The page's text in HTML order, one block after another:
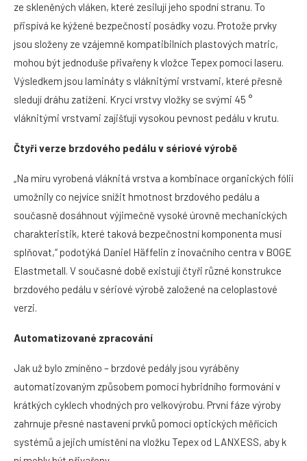
ze skleněných vláken, které zesilují jeho spodní stranu. To
přispívá ke kýžené bezpečnosti posádky vozu. Protože prvky
jsou složeny ze vzájemně kompatibilních plastových matric,
mohou být jednoduše přivařeny k vložce Tepex pomocí laseru.
Výsledkem jsou lamináty s vláknitými vrstvami, které přesně
sledují dráhu zatížení. Krycí vrstvy vložky se svými 45 °
vláknitými vrstvami zajišťují vysokou pevnost pedálu v krutu.
Čtyři verze brzdového pedálu v sériové výrobě
„Na míru vyrobená vláknitá vrstva a kombinace organických fólií
umožnily co nejvíce snížit hmotnost brzdového pedálu a
současně dosáhnout výjimečně vysoké úrovně mechanických
charakteristik, které taková bezpečnostní komponenta musí
splňovat,“ podotýká Daniel Häffelin z inovačního centra v BOGE
Elastmetall. V současné době existují čtyři různé konstrukce
brzdového pedálu v sériové výrobě založené na celoplastové
verzi.
Automatizované zpracování
Jak už bylo zmíněno – brzdové pedály jsou vyráběny
automatizovaným způsobem pomocí hybridního formování v
krátkých cyklech vhodných pro velkovýrobu. První fáze výroby
zahrnuje přesné nastavení prvků pomocí optických měřících
systémů a jejich umístění na vložku Tepex od LANXESS, aby k